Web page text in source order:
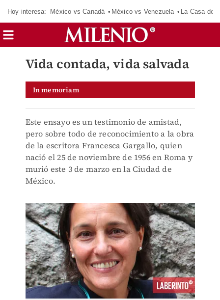
Hoy interesa: México vs Canadá México vs Venezuela La Casa de
Vida contada, vida salvada
In memoriam
Este ensayo es un testimonio de amistad,
pero sobre todo de reconocimiento a la obra
de la escritora Francesca Gargallo, quien
nació el 25 de noviembre de 1956 en Roma y
murió este 3 de marzo en la Ciudad de
México.